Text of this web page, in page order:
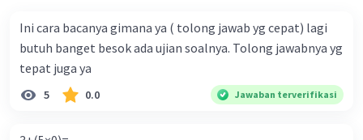
Ini cara bacanya gimana ya ( tolong jawab yg cepat) lagi
butuh banget besok ada ujian soalnya. Tolong jawabnya yg
tepat juga ya
5 0.0 Jawaban terverifikasi